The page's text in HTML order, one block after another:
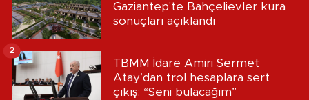
Gaziantep'te Bahçelievler kura
sonuçları açıklandı
TBMM İdare Amiri Sermet
Atay’dan trol hesaplara sert
çıkış: “Seni bulacağım”
2